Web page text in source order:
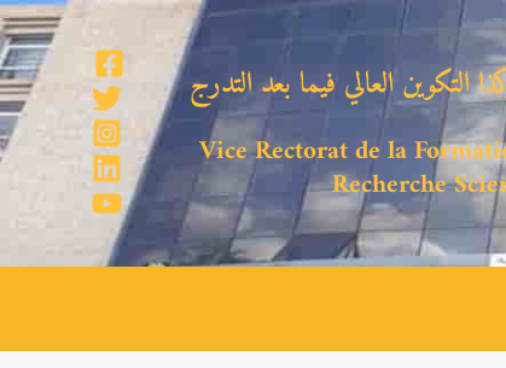
التكوين العالي فيما بعد التدرج
Vice Rectorat de la
Recherche